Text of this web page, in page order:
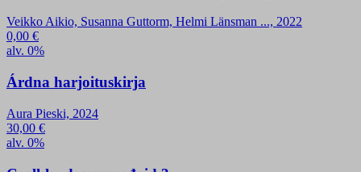
Veikko Aikio, Susanna Guttorm, Helmi Länsman ..., 2022
0,00 €
alv. 0%
Árdna harjoituskirja
Aura Pieski, 2024
30,00 €
alv. 0%